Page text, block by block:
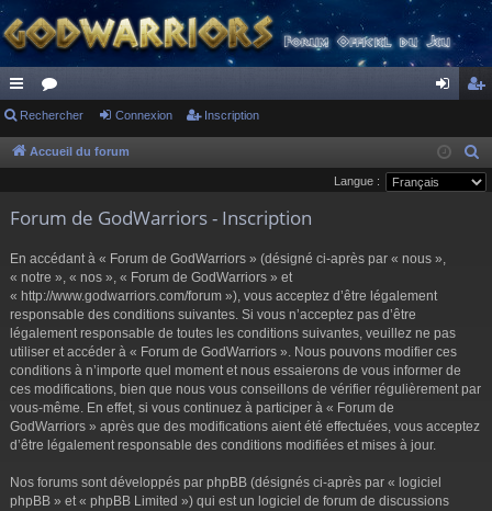
ac
co
ci
or
u
s
ne cri
pti
Rechercher Connexion Inscription
Accueil du forum
e
Langue :
Forum de GodWarriors - Inscription
En accédant à « Forum de GodWarriors » (désigné ci-après par « nous »,
« notre », « nos », « Forum de GodWarriors » et
« http://www.godwarriors.com/forum »), vous acceptez d’être légalement
responsable des conditions suivantes. Si vous n’acceptez pas d’être
légalement responsable de toutes les conditions suivantes, veuillez ne pas
utiliser et accéder à « Forum de GodWarriors ». Nous pouvons modifier ces
conditions à n’importe quel moment et nous essaierons de vous informer de
ces modifications, bien que nous vous conseillons de vérifier régulièrement par
vous-même. En effet, si vous continuez à participer à « Forum de
GodWarriors » après que des modifications aient été effectuées, vous acceptez
d’être légalement responsable des conditions modifiées et mises à jour.
Nos forums sont développés par phpBB (désignés ci-après par « logiciel
phpBB » et « phpBB Limited ») qui est un logiciel de forum de discussions